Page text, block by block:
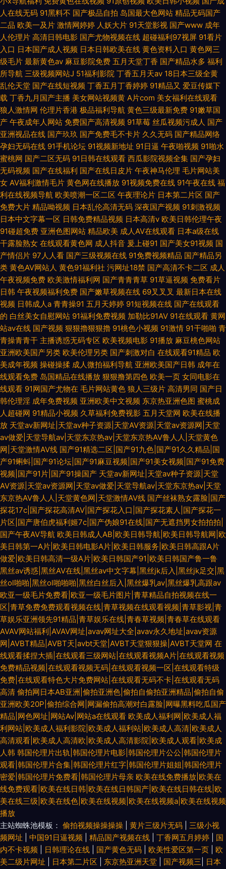
人在线无码 91黑料不 国产极品自拍 岛国最大色网站 精品无码国产
二品 欧美一及片 激情网婷婷 人妖大片 91天堂影视 国产www 成年
人伦理片 高清日韩电影 国产尤物视频在线 超碰福利97视屏 91看片
入口 日本国产成人视频 日本日韩欧美在线 黄色资料入口 黄色网三
级毛片 最新黄色av 麻豆影院免费 五月天堂丁香 国产精品水多 福利
所导航 三级视频网站J 51福利影院 丁香五月天av 18日本三级全黄
乱伦天堂 国产在线短视频 丁香五月丁香婷婷 91精品又 爱豆传媒下
载 丁香九月国产主播 美女网站视频黄 A片com 美女福利在线观看
狼人激情网 伦理片香港 极品福利导航 黄色三级最新免费 91嫩草国
产 午夜成年人网站 免费国产高清视频 91草莓 丝瓜视频污成人 国产
亚洲视品在线 国产玖玖 国产免费毛不卡片 久久无码 国产精品网络
孕妇无码在线 91手机论坛 91视频新地址 91日逼 午夜啪视频 91啪水
蜜桃网 国产二区无码 91日韩在线观看 西瓜影院视频全集 国产孕妇
无码视频 国产在线福利 国产在线日皮片 午夜神马伦理 毛片网站美
女 AV福利激情毛片 黄色网在线播放 91视频免费在线 91午夜在线 福
利在线视频导航 欧美喷潮一区二区 午夜理论片 日本第二片区 国产
免费大片 精品呦视频 日本乱伦高清无码 深夜国产视频 91刺激视频
日本中文字幕一区 日韩免费精品视频 日本高清v 欧美日韩伦理午夜
91碰超免费 亚洲色图网站 精品欧美 成人AV在线观看 日本a级在线
干露脸熟女 在线观看黄色网 成人抖音 爰上碰91 国产美女91视频 国
产情侣片 97人人看 国产三级视频在线 91免费视频精品 国产精品另
类 黄色AV网站人 黄色91福利社 污网址18禁 国产高清不卡二区 成人
午夜视频免费 欧美激情福利网 国产青青青草 91草逼视频 免费看片
日韩 午夜视频福利免费 国产嫩草视频在线 69叉叉叉 最新日本在线
视频 日韩成人a 青青操91 五月天婷婷 91短视频在线 国产在线观看
的 白丝美女自慰网站 91福利免费视频 加勒比91AV 91在线观看 黄网
站av在线 国产视频 狠狠擼狠狠擼 91桃色小视频 91激情 91干啪啪 青
青操青青干 主播诱惑无码专区 欧美视频电影 91播放 麻豆桃色网站
亚洲欧美国产另类 欧美伦理另类 国产刺激对白 在线观看91精品 欧
美成年视频 操碰操揉 成人微拍福利导航 亚洲欧美国产日韩 成年在
线观看免费 岛国精品在线播放 狠狠撸第四色 欧美一页 女同电影在
线观看 91网国产尤物在 毛片网站黄色 狼人三级片 高清男同 国产日
韩伦理淫 成年免费视频 亚洲欧美中文视频 东京热亚洲色图 蜜桃成
人超碰网 91精品小视频 久草福利免费视影 五月天堂网 欧美在线播
放 天堂av新网址|天堂av种子资源|天堂AV资源|天堂av资源网|天堂
av做爱|天堂导航av|天堂东京热av|天堂东京热AV鲁人人|天堂黄色
网|天堂激情AV线 国产91精选二区|国产91九色|国产91久久精品|国
产91蝌蚪|国产91论坛|国产91麻豆视频|国产91美女视频|国产91免费
视频|国产91片|国产91操国产 天堂av新网址|天堂av种子资源|天堂
AV资源|天堂av资源网|天堂av做爱|天堂导航av|天堂东京热av|天堂
东京热AV鲁人人|天堂黄色网|天堂激情AV线 国产丝袜熟女露脸|国产
探花17c|国产探花高清AV|国产探花入口|国产探花素人|国产探花一
片区|国产唐伯虎福利姬7c|国产伪娘91在线|国产无遮挡男女拍拍拍|
国产午夜AV导航 欧美日韩成人AB|欧美日韩导航|欧美日韩导航网|欧
美日韩第一A片|欧美日韩电影A片|欧美日韩服务|欧美日韩高跟A片
做爱|欧美日韩高清一级A片|欧美日韩国产91|欧美日韩国产鲁一鲁
黑丝av诱惑|黑丝AV在线|黑丝av中文字幕|黑丝jk后入|黑丝jk足交|黑
丝ol啪啪|黑丝ol啪啪啪|黑丝白丝后入|黑丝爆乳av|黑丝爆乳高跟av
欧亚一级毛片免费看|欧亚一级毛片图片|青草精品自拍视频在线一
区|青草免费免费观看视频在线|青草视频在线观看视频|青草影视|青
草娱乐亚洲领先91精品|青草娱乐在线|青春草视频|青春草在线观看
AVAV网站福利|AVAV网址|avav网址大全|avav永久地址|avav资源
网|AVBT精品|AVBT天|avbt天堂|AVBT天堂狠狠操|AVBT天堂网 在
线观看揉捏大插|在线观看三级网站|在线观看视频A片|在线观看视频
免费精品视频|在线观看视频无码|在线观看视频一区|在线观看特级
免费|在线观看特色大片免费网站|在线观看无码不卡|在线观看无码
高清 偷拍网日本AB亚洲|偷拍亚洲色|偷拍自偷拍亚洲精品|偷拍自偷
亚洲欧美20P|偷拍综合网|网漏偷拍高潮对白露脸|网曝黑料吃瓜国产
精品|网色网址|网站Av|网站a在线观看 欧美成人福利网|欧美成人福
利网站|欧美成人福利影院|欧美成人福利站|欧美成人高清|欧美成人
高清观看|欧美成人高清欧|欧美成人高清影院|欧美成人观看|欧美成
人韩 韩国伦理片出轨|韩国伦理片电影|韩国伦理片公公|韩国伦理片
观看|韩国伦理片合集|韩国伦理片红字|韩国伦理片姐姐|韩国伦理片
密爱|韩国伦理片免费看|韩国伦理片母亲 欧美在线免费播放|欧美在
线免费观看|欧美在线日韩|欧美在线日韩国产|欧美在线日韩在线|欧
美在线三级|欧美在线色|欧美在线视频|欧美在线视频a|欧美在线视频
播放
主站蜘蛛池模板： 偷拍视频操操操操 黄片三级片无码
三级小视
频网址
中国91日逼视频 精品国产视频在线 丁香网五月婷婷
国
内不卡视频
日韩理论在线 国产黄色无码 欧美性爱区第一页
欧
美二级片网址
日本第二片区 东京热亚洲天堂 国产视频三 日本